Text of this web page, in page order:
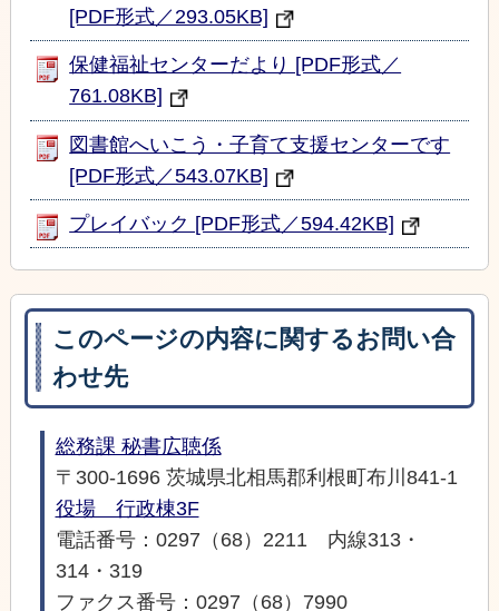
[PDF形式／293.05KB]
保健福祉センターだより [PDF形式／
761.08KB]
図書館へいこう・子育て支援センターです
[PDF形式／543.07KB]
プレイバック [PDF形式／594.42KB]
このページの内容に関するお問い合
わせ先
総務課 秘書広聴係
〒300-1696 茨城県北相馬郡利根町布川841-1
役場 行政棟3F
電話番号：0297（68）2211 内線313・
314・319
ファクス番号：0297（68）7990